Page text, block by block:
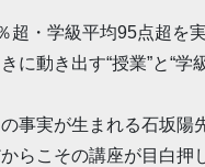
超・学級平均95点超を
に動き出す“授業”と“学
事実が生まれる石坂陽
らこその講座が目白押